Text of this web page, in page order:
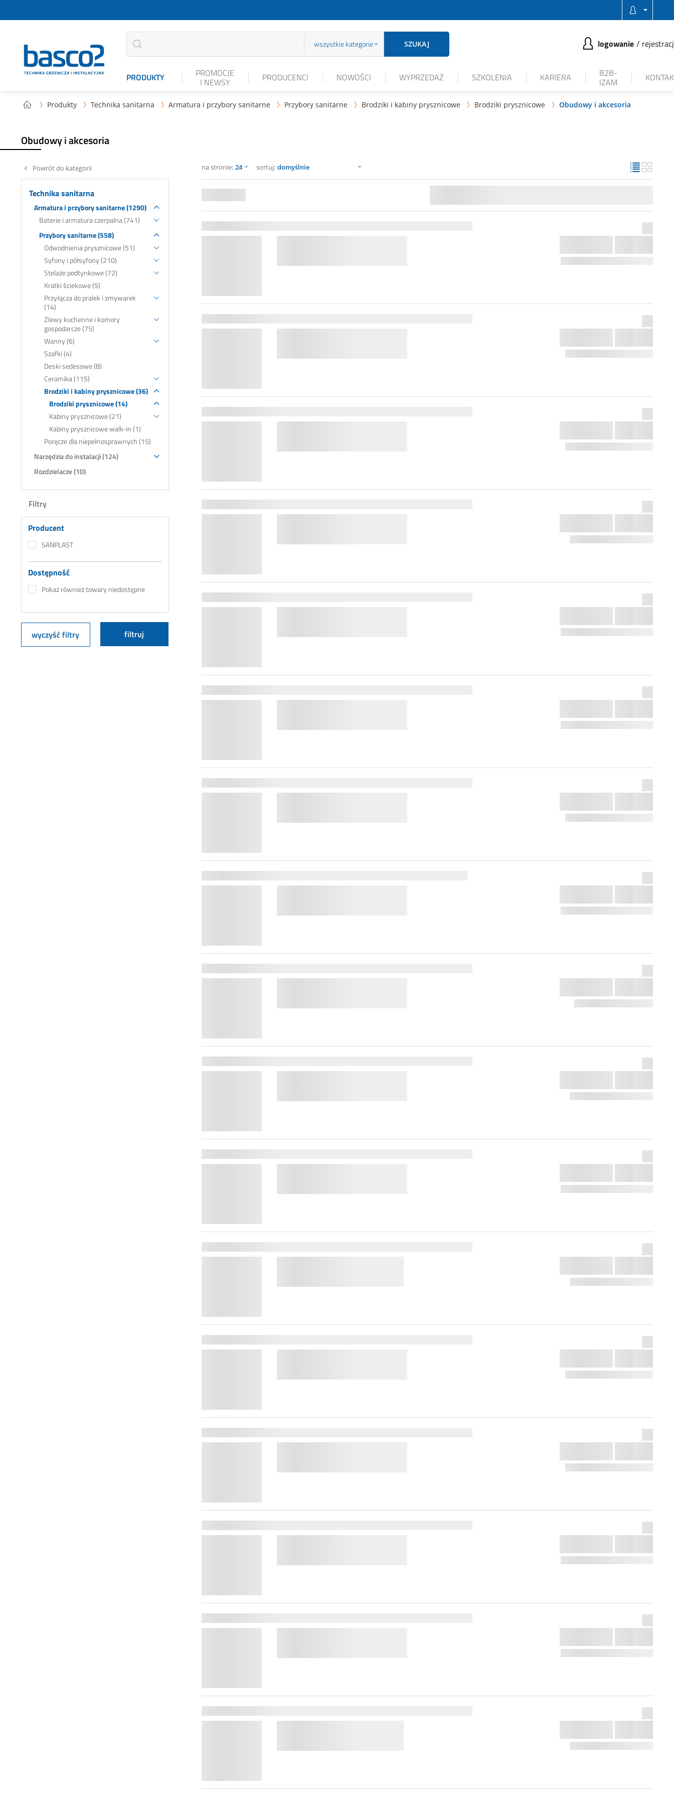
wszystkie kategorie SZUKAJ logowanie
PRODUKTY PROMOCJE
I NEWSY PRODUCENCI NOWOŚCI WYPRZEDAŻ SZKOLENIA KARIERA B2B-
IZAM
 Produkty  Technika sanitarna  Armatura i przybory sanitarne  Przybory sanitarne  Brodziki i kabiny prysznicowe  Brodziki prysznicowe  Obudowy i akcesoria
Obudowy i akcesoria
Powrót do kategorii
Technika sanitarna
Armatura i przybory sanitarne (1290)
Baterie i armatura czerpalna (741)
Przybory sanitarne (558)
Odwodnienia prysznicowe (51)
Syfony i półsyfony (210)
Stelaże podtynkowe (72)
Kratki ściekowe (5)
Przyłącza do pralek i zmywarek
(14)
Zlewy kuchenne i komory
gospodarcze (75)
Wanny (6)
Szafki (4)
Deski sedesowe (8)
Ceramika (115)
Brodziki i kabiny prysznicowe (36)
Brodziki prysznicowe (14)
Kabiny prysznicowe (21)
Kabiny prysznicowe walk-in (1)
Poręcze dla niepełnosprawnych (15)
Narzędzia do instalacji (124)
Rozdzielacze (10)
Filtry
Producent
SANPLAST
Dostępność
Pokaż również towary niedostępne
filtruj
wyczyść filtry
sortuj
na stronie